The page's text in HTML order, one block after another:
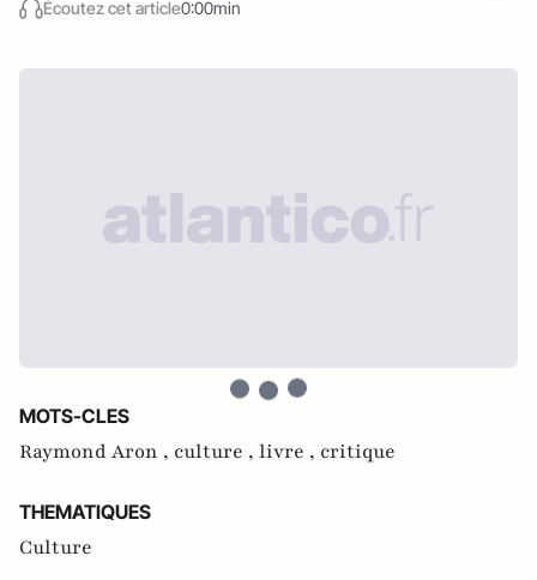
Écoutez cet article0:00min
MOTS-CLES
Raymond Aron , culture , livre , critique
THEMATIQUES
Culture